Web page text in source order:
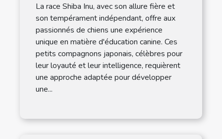
La race Shiba Inu, avec son allure fière et
son tempérament indépendant, offre aux
passionnés de chiens une expérience
unique en matière d'éducation canine. Ces
petits compagnons japonais, célèbres pour
leur loyauté et leur intelligence, requièrent
une approche adaptée pour développer
une...